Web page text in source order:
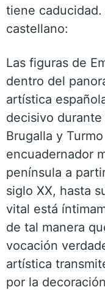
tiene
castellano:
Las figuras de
dentro del
artística
decisivo
Brugalla y
encuadernador
península a
siglo XX, hasta
vital está
de tal manera
vocación
artística
por la